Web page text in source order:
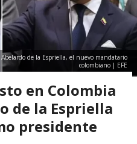
de la Espriella, el nuevo mandatario
colombiano | EFE
en Colombia
de la Espriella
presidente